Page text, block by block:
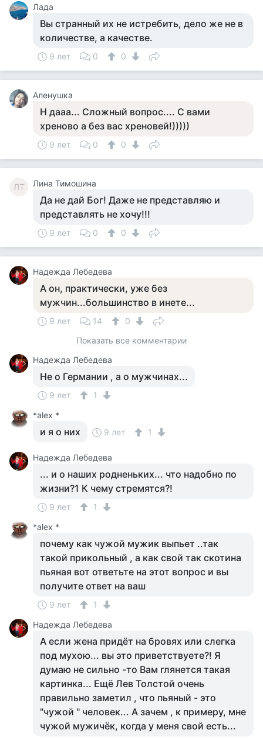
Лада
Вы странный их не истребить, дело же не в
количестве, а качестве.
9 лет 0 0
Аленушка
Н дааа... Сложный вопрос.... С вами
хреново а без вас хреновей!)))))
9 лет 0 0
ЛТ Лина Тимошина
Да не дай Бог! Даже не представляю и
представлять не хочу!!!
9 лет 0 0
Надежда Лебедева
А он, практически, уже без
мужчин...большинство в инете...
9 лет 14
0
Показать все комментарии
Надежда Лебедева
Не о Германии , а о мужчинах...
9 лет
1
*alex *
и я о них 9 лет 1
Надежда Лебедева
... и о наших родненьких... что надобно по
жизни?1 К чему стремятся?!
9 лет
1
*alex *
почему как чужой мужик выпьет ..так
такой прикольный , а как свой так скотина
пьяная вот ответьте на этот вопрос и вы
получите ответ на ваш
9 лет
1
Надежда Лебедева
А если жена придёт на бровях или слегка
под мухою... вы это приветствуете?! Я
думаю не сильно -то Вам глянется такая
картинка... Ещё Лев Толстой очень
правильно заметил , что пьяный - это
"чужой " человек... А зачем , к примеру, мне
чужой мужичёк, когда у меня свой есть...